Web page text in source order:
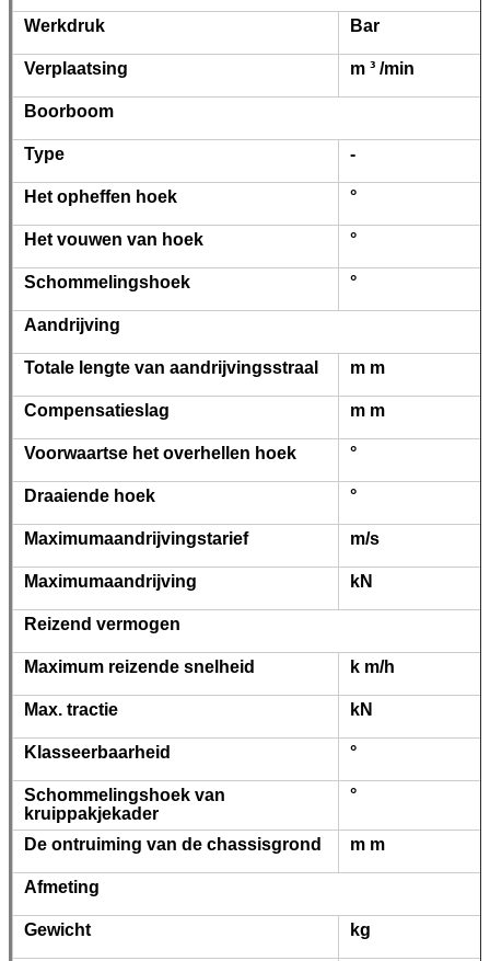
Werkdruk Bar
Verplaatsing m ³ /min
Boorboom
Type -
Het opheffen hoek °
Het vouwen van hoek °
Schommelingshoek °
Aandrijving
Totale lengte van aandrijvingsstraal m m
Compensatieslag m m
Voorwaartse het overhellen hoek °
Draaiende hoek °
Maximumaandrijvingstarief m/s
Maximumaandrijving kN
Reizend vermogen
Maximum reizende snelheid k m/h
Max. tractie kN
Klasseerbaarheid °
Schommelingshoek van
kruippakjekader
°
De ontruiming van de chassisgrond m m
Afmeting
Gewicht kg